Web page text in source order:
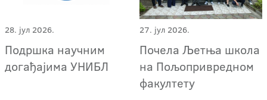
28. јул 2026.
Подршка научним
догађајима УНИБЛ
27. јул 2026.
Почела Љетња школа
на Пољопривредном
факултету